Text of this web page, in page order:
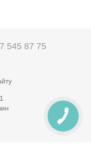
545 87 75